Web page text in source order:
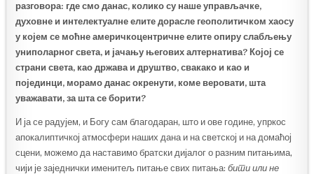
разговора: где смо данас, колико су наше управљачке,
духовне и интелектуалне елите дорасле геополитичком хаосу
у којем се моћне америчкоцентричне елите опиру слабљењу
униполарног света, и јачању његових алтернатива? Којој се
страни света, као држава и друштво, свакако и као и
појединци, морамо данас окренути, коме веровати, шта
уважавати, за шта се борити?
И ја се радујем, и Богу сам благодаран, што и ове године, упркос
апокалиптичкој атмосфери наших дана и на светској и на домаћој
сцени, можемо да наставимо братски дијалог о разним питањима,
чији је заједнички именитељ питање свих питања:бити или не